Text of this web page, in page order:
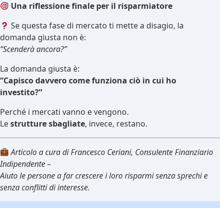
Una riflessione finale per il risparmiatore
Se questa fase di mercato ti mette a disagio, la
domanda giusta non è:
“Scenderà ancora?”
La domanda giusta è:
“Capisco davvero come funziona ciò in cui ho
investito?”
Perché i mercati vanno e vengono.
Lestrutture sbagliate, invece, restano.
Articolo a cura di Francesco Ceriani, Consulente Finanziario
Indipendente –
Aiuto le persone a far crescere i loro risparmi senza sprechi e
senza conflitti di interesse.